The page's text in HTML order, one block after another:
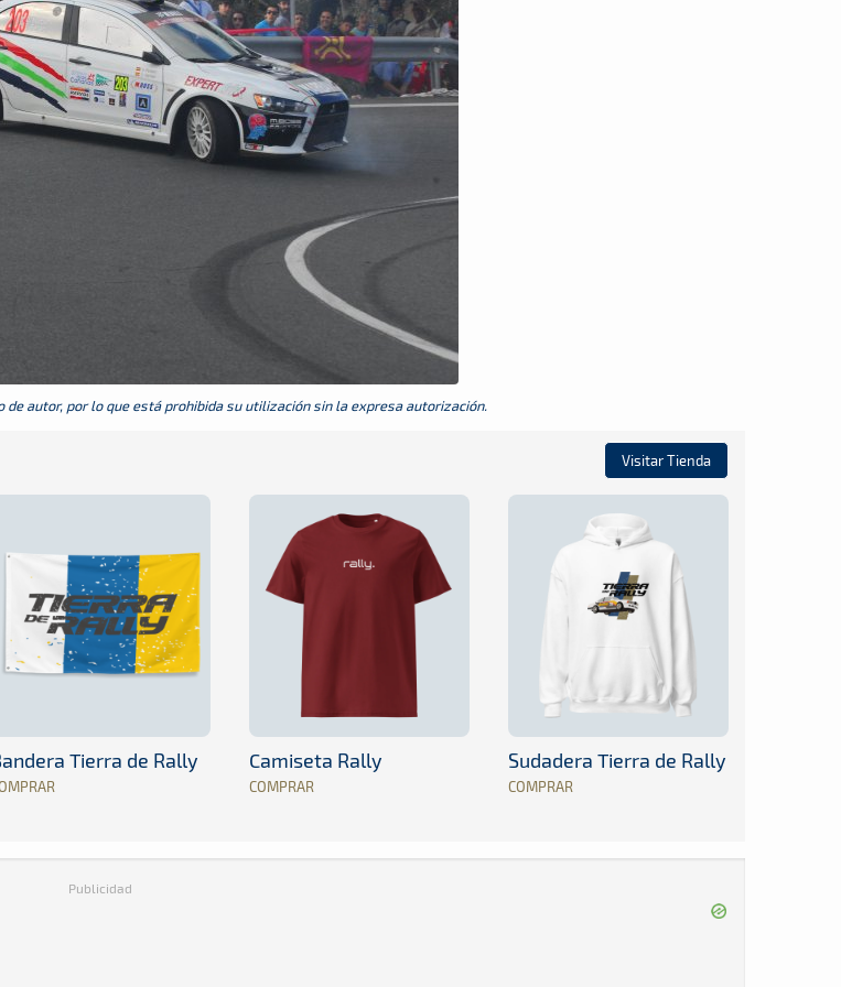
autor, por lo que está prohibida su utilización sin la expresa autorización.
Visitar Tienda
Tierra de Rally Camiseta Rally
COMPRAR
Sudadera Tierra de Rally
COMPRAR
Publicidad